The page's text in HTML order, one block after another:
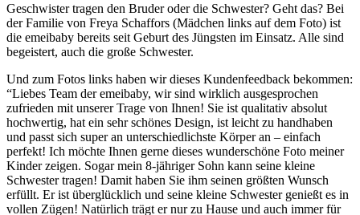
Geschwister tragen den Bruder oder die Schwester? Geht das? Bei
der Familie von Freya Schaffors (Mädchen links auf dem Foto) ist
die emeibaby bereits seit Geburt des Jüngsten im Einsatz. Alle sind
begeistert, auch die große Schwester.
Und zum Fotos links haben wir dieses Kundenfeedback bekommen:
“Liebes Team der emeibaby, wir sind wirklich ausgesprochen
zufrieden mit unserer Trage von Ihnen! Sie ist qualitativ absolut
hochwertig, hat ein sehr schönes Design, ist leicht zu handhaben
und passt sich super an unterschiedlichste Körper an – einfach
perfekt! Ich möchte Ihnen gerne dieses wunderschöne Foto meiner
Kinder zeigen. Sogar mein 8-jähriger Sohn kann seine kleine
Schwester tragen! Damit haben Sie ihm seinen größten Wunsch
erfüllt. Er ist überglücklich und seine kleine Schwester genießt es in
vollen Zügen! Natürlich trägt er nur zu Hause und auch immer für